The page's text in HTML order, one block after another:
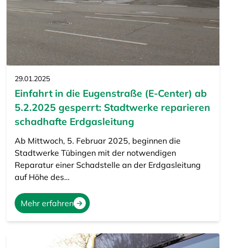
29.01.2025
Einfahrt in die Eugenstraße (E-Center) ab
5.2.2025 gesperrt: Stadtwerke reparieren
schadhafte Erdgasleitung
Ab Mittwoch, 5. Februar 2025, beginnen die
Stadtwerke Tübingen mit der notwendigen
Reparatur einer Schadstelle an der Erdgasleitung
auf Höhe des…
Mehr erfahren